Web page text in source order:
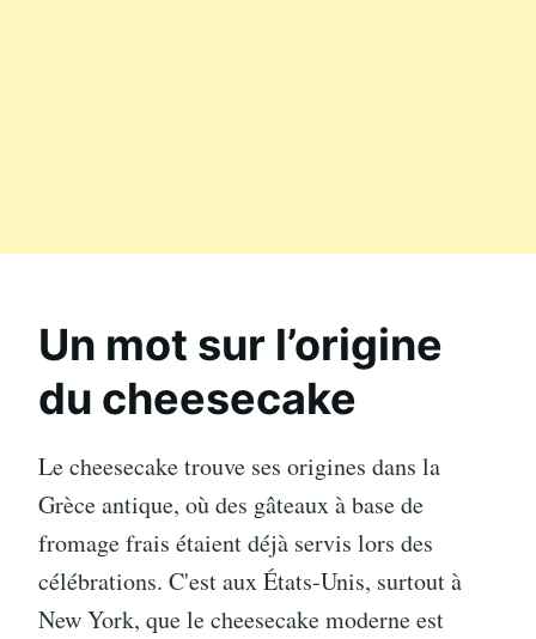
Un mot sur l’origine
du cheesecake
Le cheesecake trouve ses origines dans la
Grèce antique, où des gâteaux à base de
fromage frais étaient déjà servis lors des
célébrations. C'est aux États-Unis, surtout à
New York, que le cheesecake moderne est